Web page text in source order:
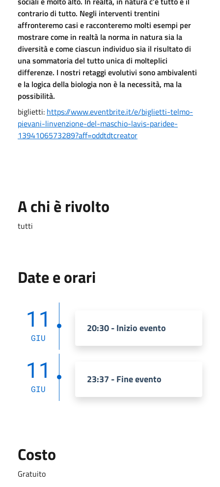
contrario di tutto. Negli interventi trentini
affronteremo casi e racconteremo molti esempi per
mostrare come in realtà la norma in natura sia la
diversità e come ciascun individuo sia il risultato di
una sommatoria del tutto unica di molteplici
differenze. I nostri retaggi evolutivi sono ambivalenti
e la logica della biologia non è la necessità, ma la
possibilità.
biglietti: https://www.eventbrite.it/e/biglietti-telmo-
pievani-linvenzione-del-maschio-lavis-paridee-
1394106573289?aff=oddtdtcreator
A chi è rivolto
tutti
Date e orari
11
GIU
20:30 - Inizio evento
11
GIU
23:37 - Fine evento
Costo
Gratuito